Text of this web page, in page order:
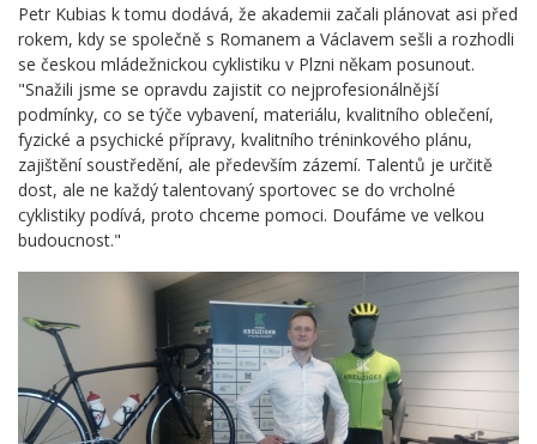
Petr Kubias k tomu dodává, že akademii začali plánovat asi před
rokem, kdy se společně s Romanem a Václavem sešli a rozhodli
se českou mládežnickou cyklistiku v Plzni někam posunout.
"Snažili jsme se opravdu zajistit co nejprofesionálnější
podmínky, co se týče vybavení, materiálu, kvalitního oblečení,
fyzické a psychické přípravy, kvalitního tréninkového plánu,
zajištění soustředění, ale především zázemí. Talentů je určitě
dost, ale ne každý talentovaný sportovec se do vrcholné
cyklistiky podívá, proto chceme pomoci. Doufáme ve velkou
budoucnost."